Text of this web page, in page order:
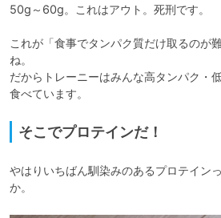
50g～60g。これはアウト。死刑です。
これが「食事でタンパク質だけ取るのが
ね。
だからトレーニーはみんな高タンパク・
食べています。
そこでプロテインだ！
やはりいちばん馴染みのあるプロテイン
か。